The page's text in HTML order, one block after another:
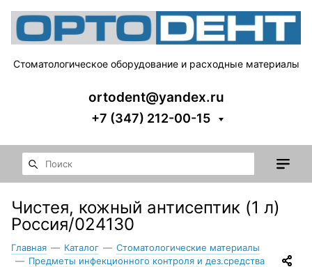
Стоматологическое оборудование и расходные материалы
ortodent@yandex.ru
+7 (347) 212-00-15
Чистея, кожный антисептик (1 л)
Россия/024130
Главная — Каталог — Стоматологические материалы
— Предметы инфекционного контроля и дез.средства